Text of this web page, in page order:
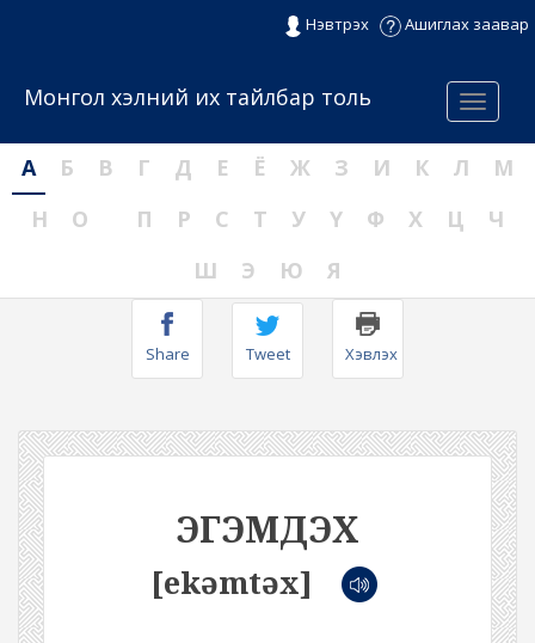
Нэвтрэх Ашиглах заавар
Menu
Монгол хэлний их тайлбар толь
А Б В Г Д Е Ё Ж З И К Л
М
Н
О П Р С Т У Ү Ф Х Ц
Ч
Ш
Э Ю Я
Share Tweet Хэвлэх
ЭГЭМДЭХ
[ekəmtəx]